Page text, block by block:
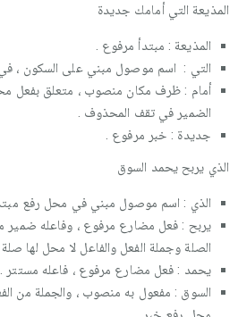
المذيعة التي أمامك جديدة
المذيعة : مبتدأ مرفوع .
التي : اسم موصول مبني على السكون ،
أمام : ظرف مكان منصوب ، متعلق بفعل
الضمير في تقف المحذوف .
جديدة : خبر مرفوع .
الذي يربح يحمد السوق
الذي : اسم موصول مبني في محل رفع
يربح : فعل مضارع مرفوع ، وفاعله ضمير
الصلة وجملة الفعل والفاعل لا محل لها
يحمد : فعل مضارع مرفوع ، فاعله مستتر .
السوق : مفعول به منصوب ، والجملة من